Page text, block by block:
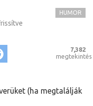
HUMOR
7,382
megtekintés
(ha megtalálják